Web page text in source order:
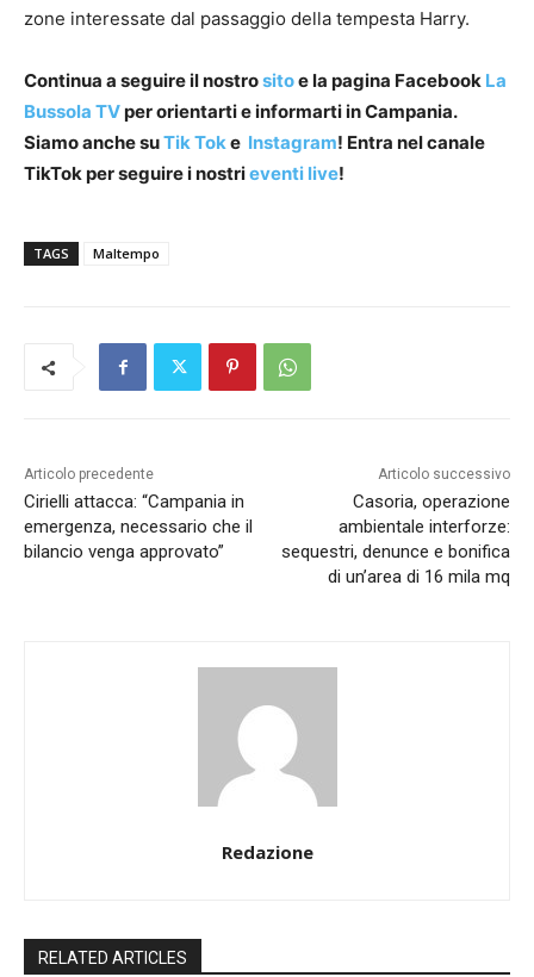
zone interessate dal passaggio della tempesta Harry.
Continua a seguire il nostrositoe la pagina Facebook La
Bussola TVper orientarti e informarti in Campania.
Siamo anche suTik Toke Instagram! Entra nel canale
TikTok per seguire i nostrieventi live!
TAGS Maltempo
Articolo precedente
Cirielli attacca: “Campania in
emergenza, necessario che il
bilancio venga approvato”
Articolo successivo
Casoria, operazione
ambientale interforze:
sequestri, denunce e bonifica
di un’area di 16 mila mq
Redazione
RELATED ARTICLES